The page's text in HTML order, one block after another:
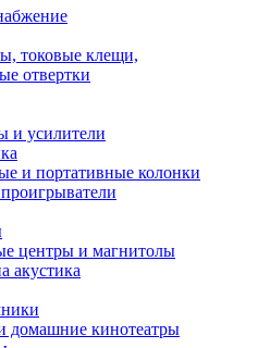
токовые клещи,
отвертки
и усилители
и портативные колонки
центры и магнитолы
акустика
домашние кинотеатры